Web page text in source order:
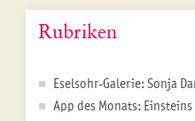
Rubriken
Eselsohr-Galerie: Sonja
App des Monats: Einsteins